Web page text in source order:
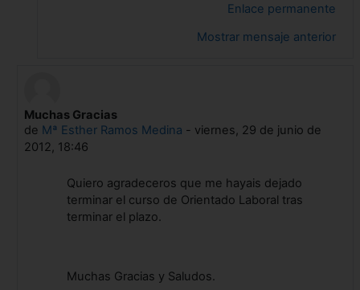
Enlace permanente
Mostrar mensaje anterior
En respuesta a Gonzalo Castells Ortells
Muchas Gracias
de Mª Esther Ramos Medina - viernes, 29 de junio de
2012, 18:46
Quiero agradeceros que me hayais dejado
terminar el curso de Orientado Laboral tras
terminar el plazo.
Muchas Gracias y Saludos.